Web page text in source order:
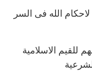
الله فى السر
للقيم الاسلامية